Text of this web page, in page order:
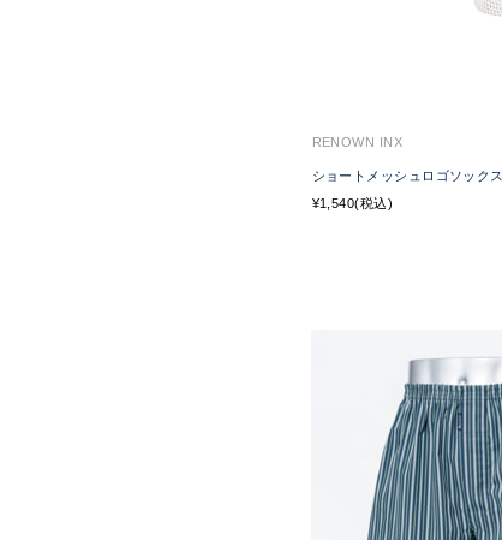
RENOWN INX
ショートメッシュロゴソックス
¥1,540(税込)